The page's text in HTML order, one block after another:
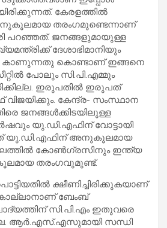
കേരളത്തില്‍
തരംഗമുണ്ടെന്നാണ്
പറഞ്ഞത്. ജനങ്ങളുമായുള്ള
ദേശാഭിമാനിയും
കാണുന്നതു കൊണ്ടാണ് ഇങ്ങനെ
പോലും സി.പി.എമ്മും
ഇരുപതില്‍ ഇരുപത്
വിജയിക്കും. കേന്ദ്ര- സംസ്ഥാന
ജനങ്ങള്‍ക്കിടയിലുള്ള
യു.ഡി.എഫിന് വോട്ടായി
യു.ഡി.എഫിന് അനുകൂലമായ
കോണ്‍ഗ്രസിനും ഇന്ത്യ
തരംഗവുമുണ്ട്.
ക്ഷീണിച്ചിരിക്കുകയാണ്
ബേംബ്
സി.പി.എം ഇതുവരെ
ആര്‍.എസ്.എസുമായി സന്ധി